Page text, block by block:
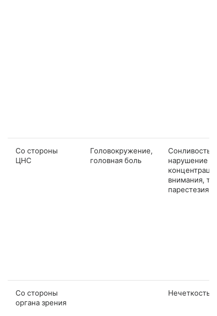
Со стороны
ЦНС
Головокружение,
головная боль
Сонливость,
нарушение
внимания,
парестезия
Со стороны
органа зрения
Нечеткость